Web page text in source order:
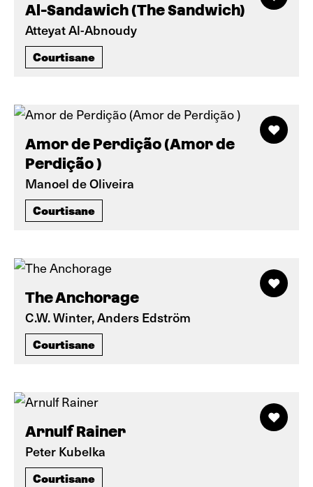
Al-Sandawich (The Sandwich)
Atteyat Al-Abnoudy
Courtisane
Amor de Perdição (Amor de
Perdição )
Manoel de Oliveira
Courtisane
The Anchorage
C.W. Winter, Anders Edström
Courtisane
Arnulf Rainer
Peter Kubelka
Courtisane